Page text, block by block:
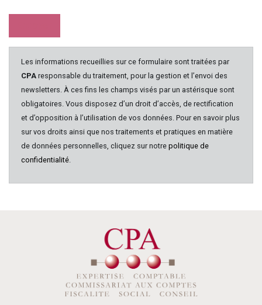
Les informations recueillies sur ce formulaire sont traitées par
CPA responsable du traitement, pour la gestion et l’envoi des
newsletters. À ces fins les champs visés par un astérisque sont
obligatoires. Vous disposez d’un droit d’accès, de rectification
et d’opposition à l’utilisation de vos données. Pour en savoir plus
sur vos droits ainsi que nos traitements et pratiques en matière
de données personnelles, cliquez sur notre politique de
confidentialité.